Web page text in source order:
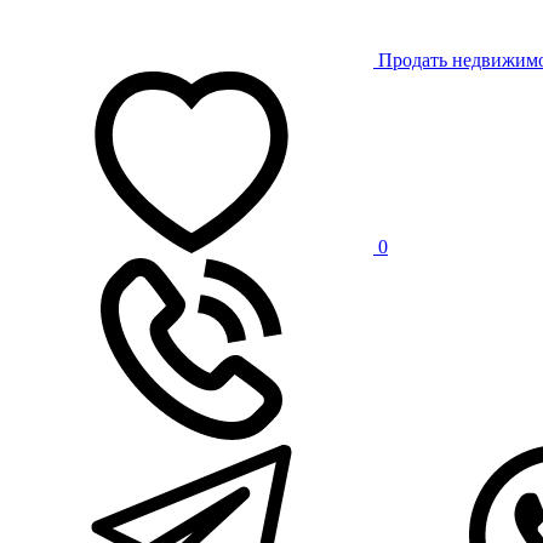
Продать
0